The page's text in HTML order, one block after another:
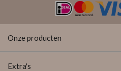
Onze producten
Extra's